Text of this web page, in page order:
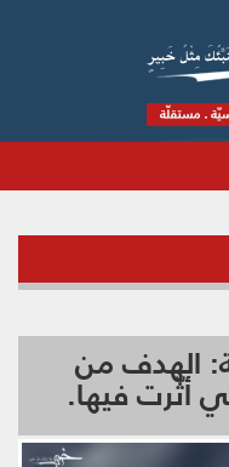
الهدف من
أثّرت فيها.